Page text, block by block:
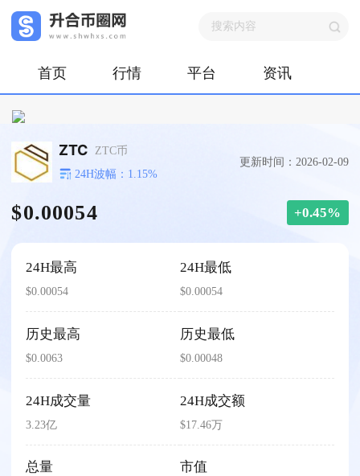
首页 行情 平台 资讯
ZTC
ZTC币
24H波幅：1.15%
更新时间：2026-02-09
$0.00054 +0.45%
24H最高
$0.00054
24H最低
$0.00054
历史最高
$0.0063
历史最低
$0.00048
24H成交量
3.23亿
24H成交额
$17.46万
总量 市值